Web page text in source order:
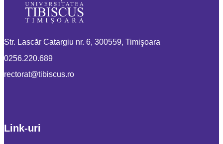
Str. Lascăr Catargiu nr. 6, 300559, Timişoara
0256.220.689
or.sucsibit@tarotcer
Link-uri